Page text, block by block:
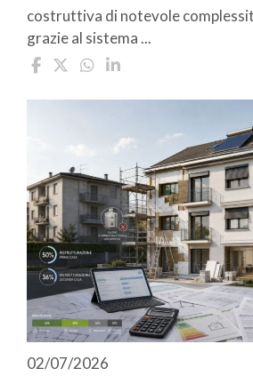
costruttiva di notevole
grazie al sistema ...
02/07/2026